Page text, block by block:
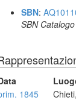
SBN:
SBN
1845